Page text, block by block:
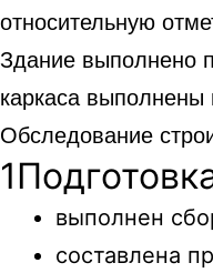
относительную
Здание выполнено
каркаса выполнены
Обследование
1
выполнен
составлена